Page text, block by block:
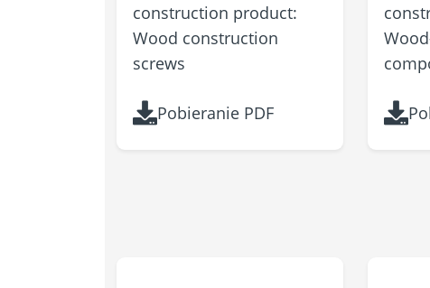
construction product:
Wood construction
screws
Pobieranie PDF